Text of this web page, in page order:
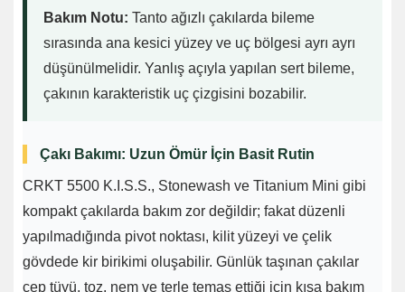
Bakım Notu: Tanto ağızlı çakılarda bileme
sırasında ana kesici yüzey ve uç bölgesi ayrı ayrı
düşünülmelidir. Yanlış açıyla yapılan sert bileme,
çakının karakteristik uç çizgisini bozabilir.
Çakı Bakımı: Uzun Ömür İçin Basit Rutin
CRKT 5500 K.I.S.S., Stonewash ve Titanium Mini gibi
kompakt çakılarda bakım zor değildir; fakat düzenli
yapılmadığında pivot noktası, kilit yüzeyi ve çelik
gövdede kir birikimi oluşabilir. Günlük taşınan çakılar
cep tüyü, toz, nem ve terle temas ettiği için kısa bakım